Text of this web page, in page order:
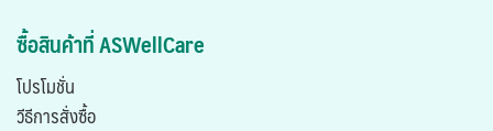
ซื้อสินค้าที่ ASWellCare
โปรโมชั่น
วีธีการสั่งซื้อ